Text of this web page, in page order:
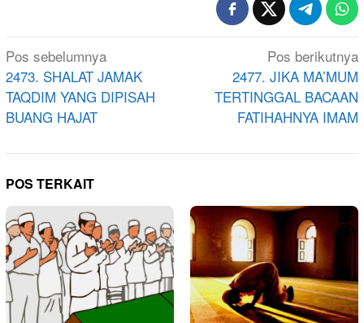
Navigasi
pos
Pos sebelumnya
2473. SHALAT JAMAK
TAQDIM YANG DIPISAH
BUANG HAJAT
Pos berikutnya
2477. JIKA MA’MUM
TERTINGGAL BACAAN
FATIHAHNYA IMAM
POS TERKAIT